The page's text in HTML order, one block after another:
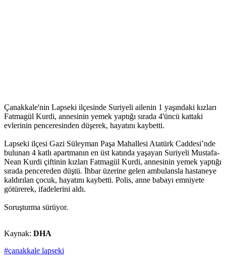
Çanakkale'nin Lapseki ilçesinde Suriyeli ailenin 1 yaşındaki kızları
Fatmagül Kurdi, annesinin yemek yaptığı sırada 4'üncü kattaki
evlerinin penceresinden düşerek, hayatını kaybetti.
Lapseki ilçesi Gazi Süleyman Paşa Mahallesi Atatürk Caddesi’nde
bulunan 4 katlı apartmanın en üst katında yaşayan Suriyeli Mustafa-
Nean Kurdi çiftinin kızları Fatmagül Kurdi, annesinin yemek yaptığı
sırada pencereden düştü. İhbar üzerine gelen ambulansla hastaneye
kaldırılan çocuk, hayatını kaybetti. Polis, anne babayı emniyete
götürerek, ifadelerini aldı.
Soruşturma sürüyor.
Kaynak: DHA
#çanakkale lapseki